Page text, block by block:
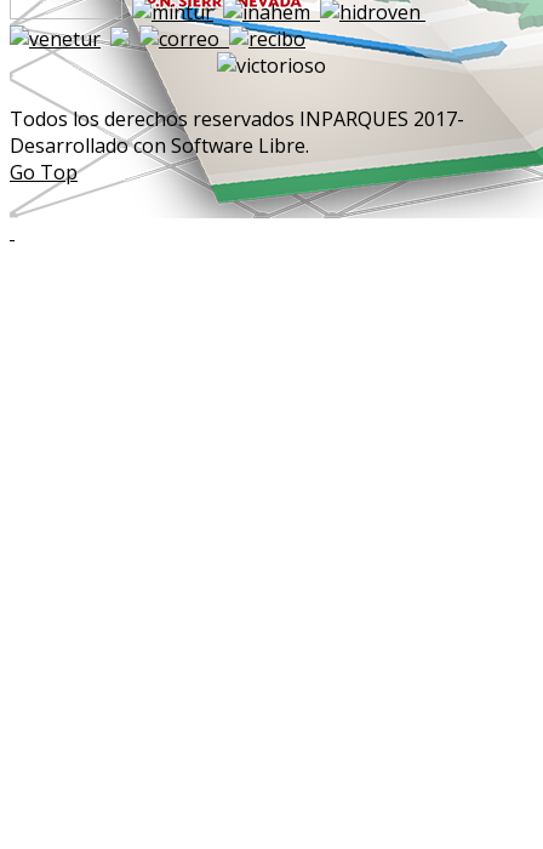
Todos los derechos reservados INPARQUES 2017-
Desarrollado con Software Libre.
Go Top